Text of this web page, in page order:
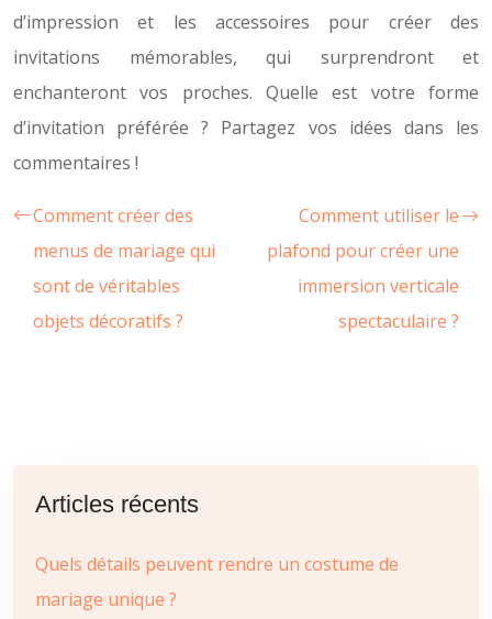
d’impression et les accessoires pour créer des
invitations mémorables, qui surprendront et
enchanteront vos proches. Quelle est votre forme
d’invitation préférée ? Partagez vos idées dans les
commentaires !
Comment créer des
menus de mariage qui
sont de véritables
objets décoratifs ?
Comment utiliser le
plafond pour créer une
immersion verticale
spectaculaire ?
Articles récents
Quels détails peuvent rendre un costume de
mariage unique ?